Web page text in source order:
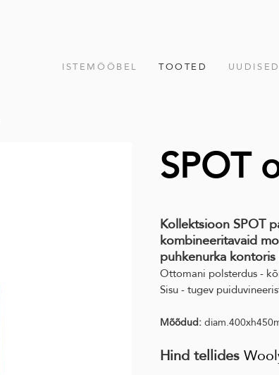
ISTEMÖÖBEL TOOTED UUDISED
SPOT
Kollektsioon SPOT
kombineeritavaid
puhkenurka kontoris
Ottomani polsterdus -
Sisu - tugev
Mõõdud:
Hind tellides